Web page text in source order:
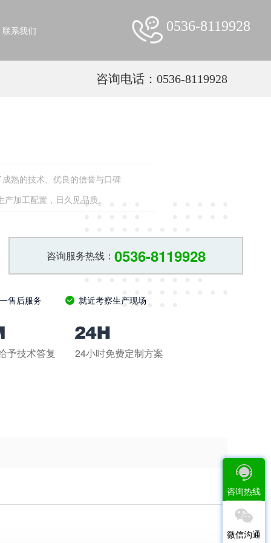
联系我们 0536-8119928
咨询电话：0536-8119928
熟的技术、优良的信誉与口碑
加工配置，日久见品质。
咨询服务热线： 0536-8119928
售后服务 就近考察生产现场
予技术答复 24小时免费定制方案
咨询热线
微信沟通